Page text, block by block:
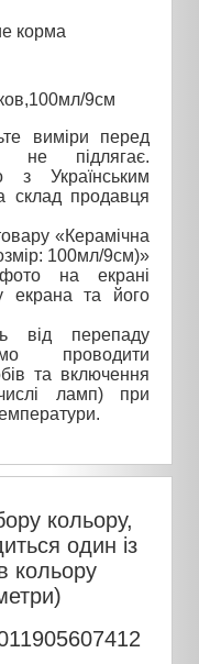
корма
9см
виміри перед
не підлягає.
з Українським
склад продавця
«Керамічна
100мл/9см)»
на екрані
екрана та його
від перепаду
проводити
та включення
ламп) при
кольору,
один із
кольору